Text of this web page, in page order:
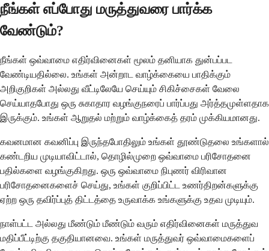
நீங்கள் எப்போது மருத்துவரை பார்க்க
வேண்டும்?
நீங்கள் ஒவ்வாமை எதிர்வினைகள் மூலம் தனியாக துன்பப்பட
வேண்டியதில்லை. உங்கள் அன்றாட வாழ்க்கையை பாதிக்கும்
அறிகுறிகள் அல்லது வீட்டிலேயே செய்யும் சிகிச்சைகள் வேலை
செய்யாதபோது ஒரு சுகாதார வழங்குநரைப் பார்ப்பது அர்த்தமுள்ளதாக
இருக்கும். உங்கள் ஆறுதல் மற்றும் வாழ்க்கைத் தரம் முக்கியமானது.
கவனமான கவனிப்பு இருந்தபோதிலும் உங்கள் தூண்டுதலை உங்களால்
கண்டறிய முடியாவிட்டால், தொழில்முறை ஒவ்வாமை பரிசோதனை
பதில்களை வழங்குகிறது. ஒரு ஒவ்வாமை நிபுணர் விரிவான
பரிசோதனைகளைச் செய்து, உங்கள் குறிப்பிட்ட உணர்திறன்களுக்கு
ஏற்ற ஒரு தவிர்ப்புத் திட்டத்தை உருவாக்க உங்களுக்கு உதவ முடியும்.
நாள்பட்ட அல்லது மீண்டும் மீண்டும் வரும் எதிர்வினைகள் மருத்துவ
மதிப்பீட்டிற்கு தகுதியானவை. உங்கள் மருத்துவர் ஒவ்வாமைகளைப்